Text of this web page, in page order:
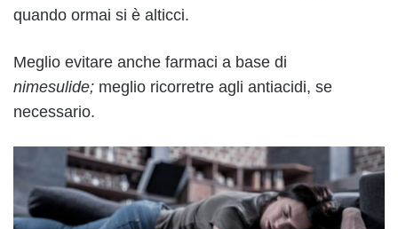
quando ormai si è alticci.
Meglio evitare anche farmaci a base di
nimesulide; meglio ricorretre agli antiacidi, se
necessario.